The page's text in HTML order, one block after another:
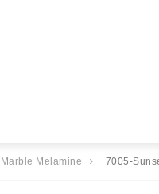
Marble Melamine 7005-